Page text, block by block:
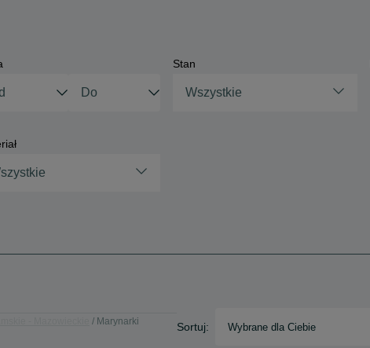
Stan
Wszystkie
Marynarki
Sortuj: Wybrane dla Ciebie